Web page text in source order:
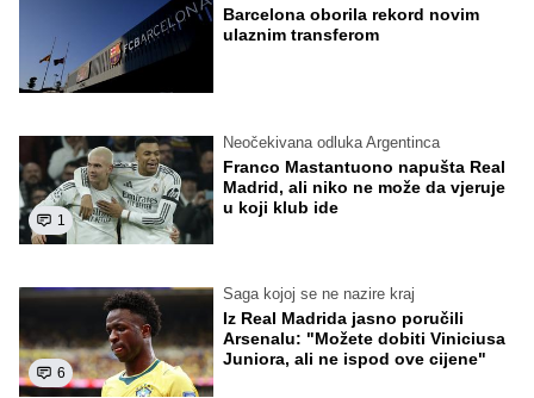
Barcelona oborila rekord novim
ulaznim transferom
1
Neočekivana odluka Argentinca
Franco Mastantuono napušta Real
Madrid, ali niko ne može da vjeruje
u koji klub ide
6
Saga kojoj se ne nazire kraj
Iz Real Madrida jasno poručili
Arsenalu: "Možete dobiti Viniciusa
Juniora, ali ne ispod ove cijene"